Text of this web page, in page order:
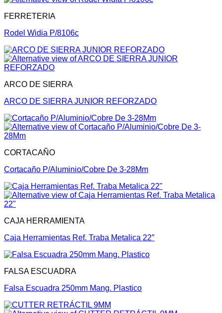
FERRETERIA
Rodel Widia P/8106c
ARCO DE SIERRA
ARCO DE SIERRA JUNIOR REFORZADO
CORTACAÑO
Cortacaño P/Aluminio/Cobre De 3-28Mm
CAJA HERRAMIENTA
Caja Herramientas Ref. Traba Metalica 22″
FALSA ESCUADRA
Falsa Escuadra 250mm Mang. Plastico